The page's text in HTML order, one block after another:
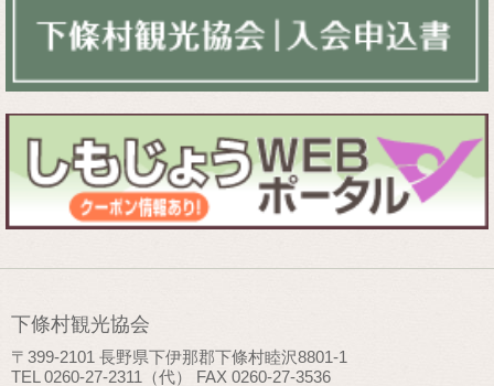
下條村観光協会
〒399-2101 長野県下伊那郡下條村睦沢8801-1
TEL 0260-27-2311（代） FAX 0260-27-3536